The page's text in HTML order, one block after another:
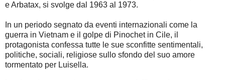
e Arbatax, si svolge dal 1963 al 1973.
In un periodo segnato da eventi internazionali come la
guerra in Vietnam e il golpe di Pinochet in Cile, il
protagonista confessa tutte le sue sconfitte sentimentali,
politiche, sociali, religiose sullo sfondo del suo amore
tormentato per Luisella.